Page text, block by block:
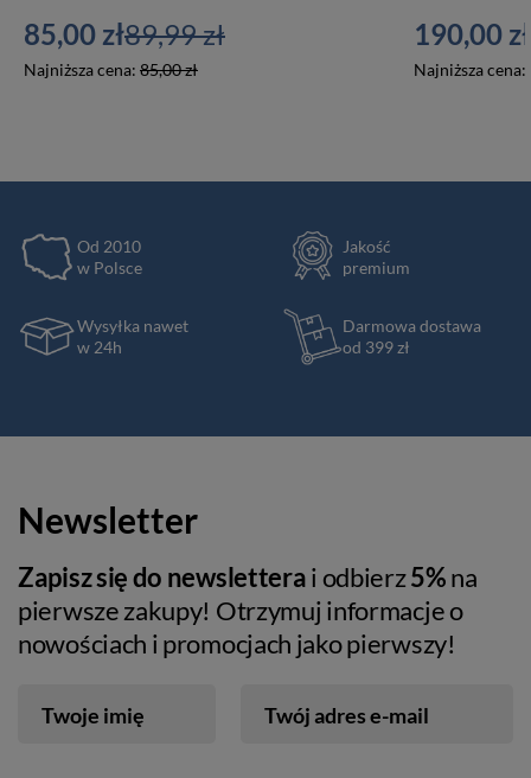
85,00 zł
Najniższa cena: 85,00 zł
89,99 zł 190,00 zł
Najniższa cena:
Od 2010
w Polsce
Jakość
premium
Wysyłka nawet
w 24h
Darmowa dostawa
od 399 zł
Newsletter
Zapisz się do newsletterai odbierz5%na
pierwsze zakupy! Otrzymuj informacje o
nowościach i promocjach jako pierwszy!
Twoje imię Twój adres e-mail